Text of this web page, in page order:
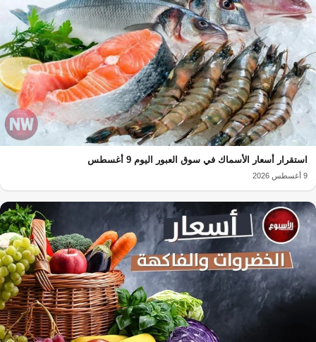
استقرار أسعار الأسماك في سوق العبور اليوم 9 أغسطس
9 أغسطس 2026